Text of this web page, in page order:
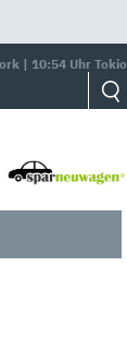
| 10:54 Uhr Tokio